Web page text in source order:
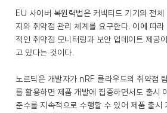
EU 사이버 복원력법은 커넥티드 기기의 전
지와 취약점 관리 체계를 요구한다. 이에 따
적인 취약점 모니터링과 보안 업데이트 제공
고 있다는 것이다.
노르딕은 개발자가 nRF 클라우드의 취약점
를 활용하면 제품 개발에 집중하면서도 출시
준수를 지속적으로 수행할 수 있어 제품 출시